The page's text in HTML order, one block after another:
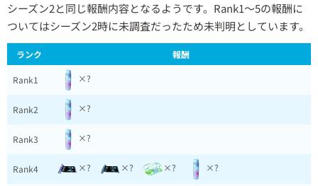
シーズン2と同じ報酬内容となるようです。Rank1～5の報酬に
ついてはシーズン2時に未調査だったため未判明としています。
ランク 報酬
Rank1 ×?
Rank2 ×?
Rank3 ×?
Rank4 ×? ×? ×? ×?